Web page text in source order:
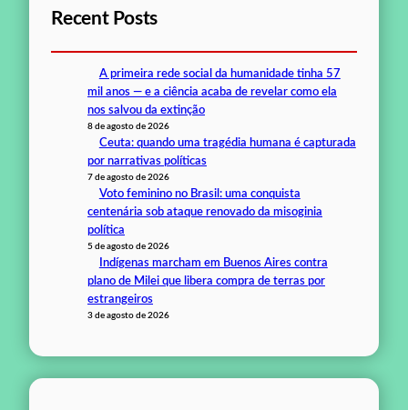
Recent Posts
A primeira rede social da humanidade tinha 57
mil anos — e a ciência acaba de revelar como ela
nos salvou da extinção
8 de agosto de 2026
Ceuta: quando uma tragédia humana é capturada
por narrativas políticas
7 de agosto de 2026
Voto feminino no Brasil: uma conquista
centenária sob ataque renovado da misoginia
política
5 de agosto de 2026
Indígenas marcham em Buenos Aires contra
plano de Milei que libera compra de terras por
estrangeiros
3 de agosto de 2026